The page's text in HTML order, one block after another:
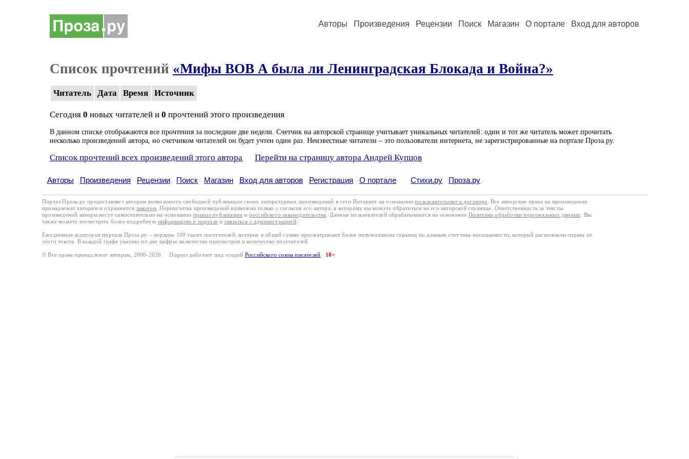
Авторы Произведения Рецензии Поиск Магазин О портале Вход для авторов
Список прочтений «Мифы ВОВ А была ли Ленинградская Блокада и Война?»
Читатель Дата Время Источник
Сегодня 0 новых читателей и 0 прочтений этого произведения
В данном списке отображаются все прочтения за последние две недели. Счетчик на авторской странице учитывает уникальных читателей: один и тот же читатель может прочитать
несколько произведений автора, но счетчиком читателей он будет учтен один раз. Неизвестные читатели – это пользователи интернета, не зарегистрированные на портале Проза.ру.
Список прочтений всех произведений этого автора Перейти на страницу автора Андрей Купцов
Авторы Произведения Рецензии Поиск Магазин Вход для авторов Регистрация О портале Стихи.ру Проза.ру
Портал Проза.ру предоставляет авторам возможность свободной публикации своих литературных произведений в сети Интернет на основаниипользовательского договора
. Все авторские права на произведения
принадлежат авторам и охраняются законом . Перепечатка произведений возможна только с согласия его автора, к которому вы можете обратиться на его авторской странице. Ответственность за тексты
произведений авторы несут самостоятельно на основании правил публикации и российского законодательства . Данные пользователей обрабатываются на основании Политики обработки персональных данных
. Вы
также можете посмотреть более подробную информацию о портале и связаться с администрацией.
Ежедневная аудитория портала Проза.ру – порядка 100 тысяч посетителей, которые в общей сумме просматривают более полумиллиона страниц по данным счетчика посещаемости, который расположен справа от
этого текста. В каждой графе указано по две цифры: количество просмотров и количество посетителей.
© Все права принадлежат авторам, 2000-2026 Портал работает под эгидой Российского союза писателей 18+